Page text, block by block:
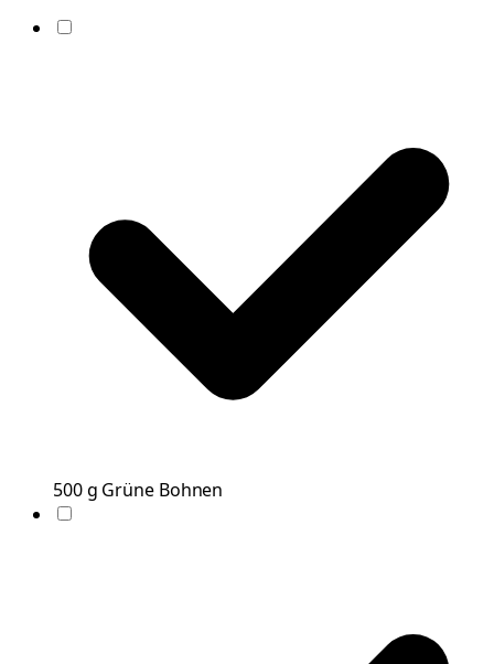
500g Grüne Bohnen